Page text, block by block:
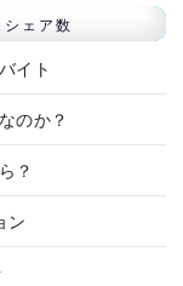
シェア数
イト
のか？
？
ン